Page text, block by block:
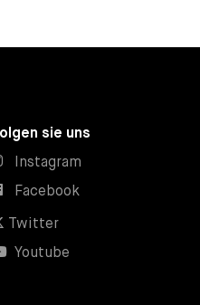
sie uns
Instagram
Facebook
TwitterNeues Fenster
Youtube